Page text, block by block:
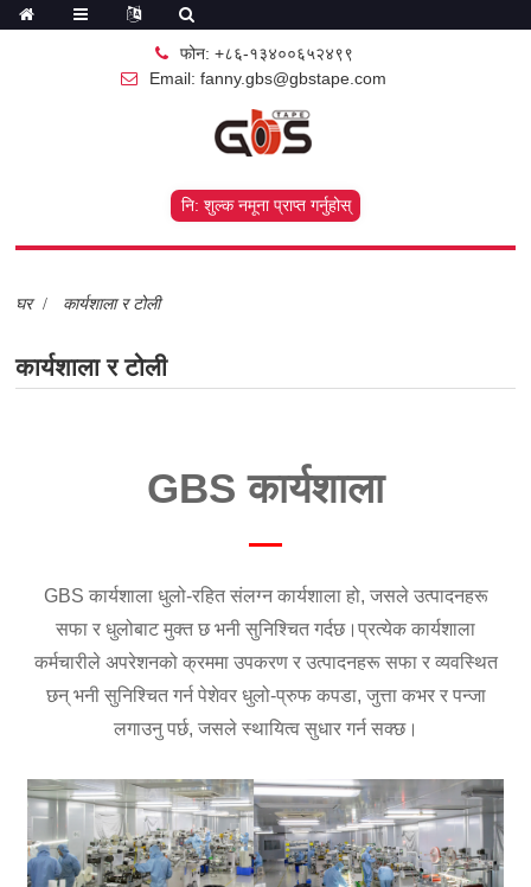
फोन: +८६-१३४००६५२४९९
Email: fanny.gbs@gbstape.com
नि: शुल्क नमूना प्राप्त गर्नुहोस्
घर कार्यशाला र टोली
कार्यशाला र टोली
GBS कार्यशाला
GBS कार्यशाला धुलो-रहित संलग्न कार्यशाला हो, जसले उत्पादनहरू
सफा र धुलोबाट मुक्त छ भनी सुनिश्चित गर्दछ।प्रत्येक कार्यशाला
कर्मचारीले अपरेशनको क्रममा उपकरण र उत्पादनहरू सफा र व्यवस्थित
छन् भनी सुनिश्चित गर्न पेशेवर धुलो-प्रुफ कपडा, जुत्ता कभर र पन्जा
लगाउनु पर्छ, जसले स्थायित्व सुधार गर्न सक्छ।